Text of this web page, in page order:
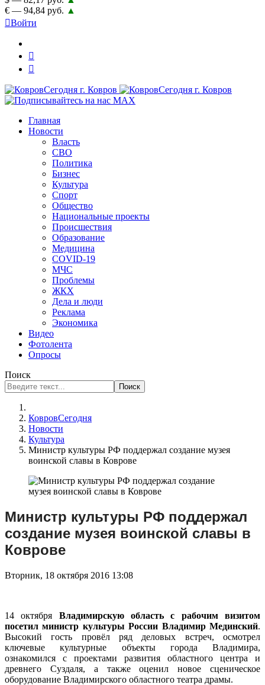
€ — 94,84 руб. ▲
Войти
Главная
Новости
Власть
СВО
Политика
Бизнес
Культура
Спорт
Общество
Национальные проекты
Происшествия
Образование
Медицина
COVID-19
МЧС
Проблемы
ЖКХ
Дела и люди
Реклама
Экономика
Видео
Фотолента
Опросы
Поиск
Поиск
КовровСегодня
Новости
Культура
Министр культуры РФ поддержал создание музея
воинской славы в Коврове
Министр культуры РФ поддержал
создание музея воинской славы в
Коврове
Вторник, 18 октября 2016 13:08
14 октября Владимирскую область с рабочим визитом
посетил министр культуры России Владимир Мединский.
Высокий гость провёл ряд деловых встреч, осмотрел
ключевые культурные объекты города Владимира,
ознакомился с проектами развития областного центра и
древнего Суздаля, а также оценил новое сценическое
оборудование Владимирского областного театра драмы.